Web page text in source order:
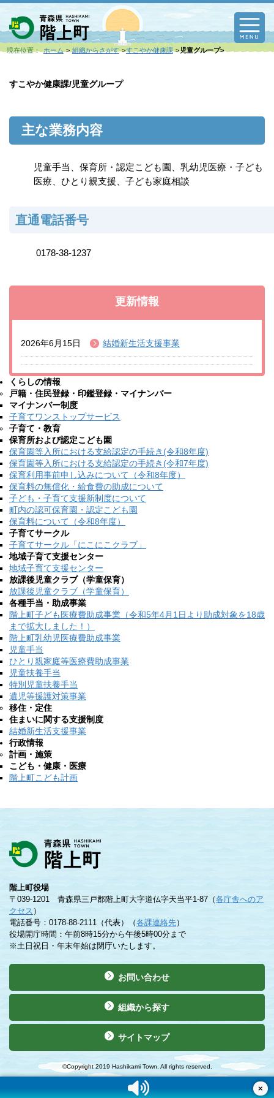
×
現在位置： ホーム 組織からさがす すこやか健康課 児童グループ
すこやか健康課/児童グループ
主な業務内容
児童手当、保育所・認定こども園、乳幼児医療・子ども
医療、ひとり親支援、子ども家庭相談
直通電話番号
0178-38-1237
更新情報
2026年6月15日 結婚新生活支援事業
くらしの情報
戸籍・住民登録・印鑑登録・マイナンバー
マイナンバー制度
子育てワンストップサービス
子育て・教育
保育所および認定こども園
保育園等入所における支給認定の手続き(令和8年度)
保育園等入所における支給認定の手続き(令和7年度)
保育利用事前申し込みについて（令和8年度）
保育料の無償化・給食費の助成について
子ども・子育て支援新制度について
町内の認可保育園・認定こども園
保育料について（令和8年度）
子育てサークル
子育てサークル「にこにこクラブ」
地域子育て支援センター
地域子育て支援センター
放課後児童クラブ（学童保育）
放課後児童クラブ（学童保育）
各種手当・助成事業
階上町子ども医療費助成事業（令和5年4月1日より助成対象を18歳
まで拡大しました！）
階上町乳幼児医療費助成事業
児童手当
ひとり親家庭等医療費助成事業
児童扶養手当
特別児童扶養手当
遺児等援護対策事業
移住・定住
住まいに関する支援制度
結婚新生活支援事業
行政情報
計画・施策
こども・健康・医療
階上町こども計画
階上町役場
〒039-1201 青森県三戸郡階上町大字道仏字天当平1-87（各庁舎へのア
クセス ）
電話番号：0178-88-2111（代表）（各課連絡先）
役場開庁時間：午前8時15分から午後5時00分まで
※土日祝日・年末年始は閉庁いたします。
お問い合わせ
組織から探す
サイトマップ
©Copyright 2019 Hashikami Town. All rights reserved.